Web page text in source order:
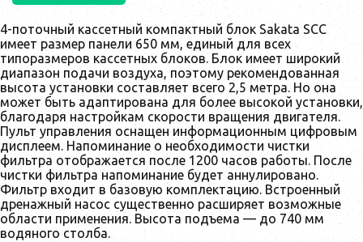
4-поточный кассетный компактный блок Sakata SCC
имеет размер панели 650 мм, единый для всех
типоразмеров кассетных блоков. Блок имеет широкий
диапазон подачи воздуха, поэтому рекомендованная
высота установки составляет всего 2,5 метра. Но она
может быть адаптирована для более высокой установки,
благодаря настройкам скорости вращения двигателя.
Пульт управления оснащен информационным цифровым
дисплеем. Напоминание о необходимости чистки
фильтра отображается после 1200 часов работы. После
чистки фильтра напоминание будет аннулировано.
Фильтр входит в базовую комплектацию. Встроенный
дренажный насос существенно расширяет возможные
области применения. Высота подъема — до 740 мм
водяного столба.